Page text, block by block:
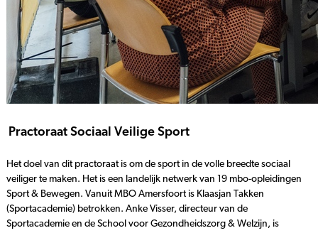
Practoraat Sociaal Veilige Sport
Het doel van dit practoraat is om de sport in de volle breedte sociaal
veiliger te maken. Het is een landelijk netwerk van 19 mbo-opleidingen
Sport & Bewegen. Vanuit MBO Amersfoort is Klaasjan Takken
(Sportacademie) betrokken. Anke Visser, directeur van de
Sportacademie en de School voor Gezondheidszorg & Welzijn, is